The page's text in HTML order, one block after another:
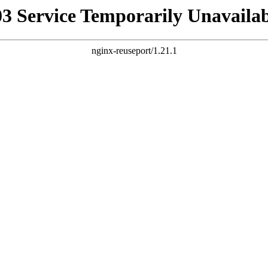
Service Temporarily
nginx-reuseport/1.21.1